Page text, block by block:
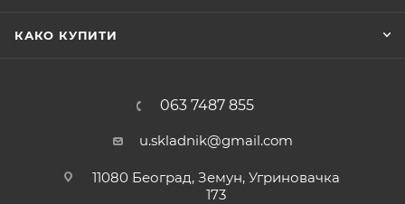
КАКО КУПИТИ
063 7487 855
u.skladnik@gmail.com
11080 Београд, Земун, Угриновачка
173